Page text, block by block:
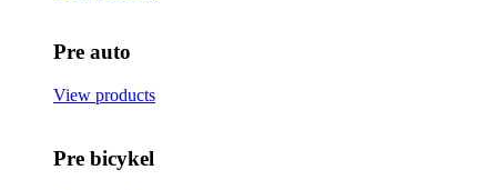
Pre auto
View products
Pre bicykel